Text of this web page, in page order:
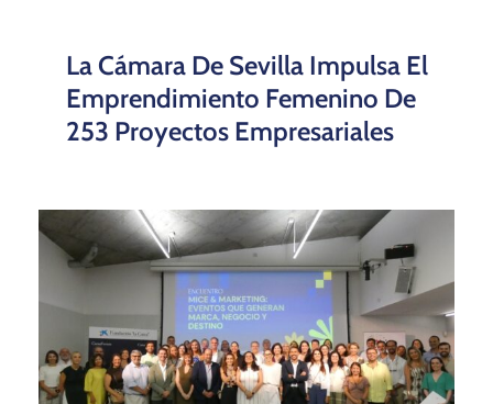
La Cámara De Sevilla Impulsa El
Emprendimiento Femenino De
253 Proyectos Empresariales